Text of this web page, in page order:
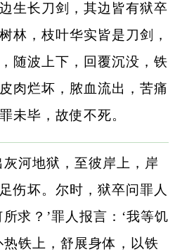
生长刀剑，其边皆有狱卒
林，枝叶华实皆是刀剑，
随波上下，回覆沉没，铁
肉烂坏，脓血流出，苦痛
未毕，故使不死。
灰河地狱，至彼岸上，岸
伤坏。尔时，狱卒问罪人
求？’罪人报言：‘我等饥
铁上，舒展身体，以铁